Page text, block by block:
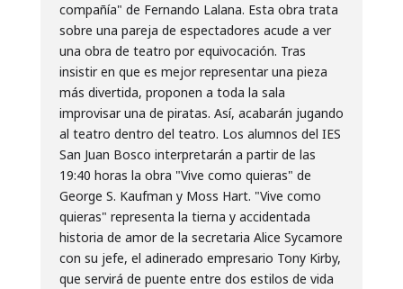
compañía" de Fernando Lalana. Esta obra trata
sobre una pareja de espectadores acude a ver
una obra de teatro por equivocación. Tras
insistir en que es mejor representar una pieza
más divertida, proponen a toda la sala
improvisar una de piratas. Así, acabarán jugando
al teatro dentro del teatro. Los alumnos del IES
San Juan Bosco interpretarán a partir de las
19:40 horas la obra "Vive como quieras" de
George S. Kaufman y Moss Hart. "Vive como
quieras" representa la tierna y accidentada
historia de amor de la secretaria Alice Sycamore
con su jefe, el adinerado empresario Tony Kirby,
que servirá de puente entre dos estilos de vida